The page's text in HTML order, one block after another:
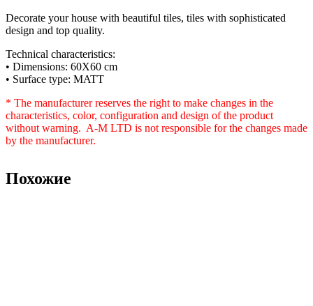
Decorate your house with beautiful tiles, tiles with sophisticated
design and top quality.
Technical characteristics:
• Dimensions: 60X60 cm
• Surface type: MATT
* The manufacturer reserves the right to make changes in the
characteristics, color, configuration and design of the product
without warning. A-M LTD is not responsible for the changes made
by the manufacturer.
Похожие